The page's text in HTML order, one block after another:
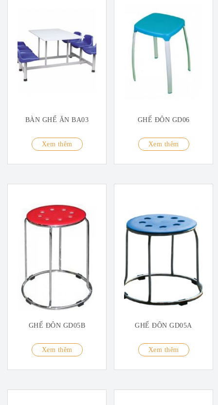
BÀN GHẾ ĂN BA03
Xem thêm
GHẾ ĐÔN GD06
Xem thêm
GHẾ ĐÔN GD05B
Xem thêm
GHẾ ĐÔN GD05A
Xem thêm